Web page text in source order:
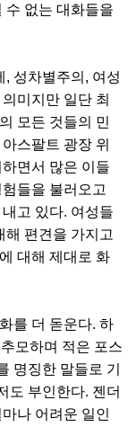
수 없는 대화들을
성차별주의, 여성
미지만 일단 최
모든 것들의 민
스팔트 광장 위
면서 많은 이들
들을 불러오고
고 있다. 여성들
해 편견을 가지고
대해 제대로 화
를 더 돋운다. 하
모하며 적은 포스
명징한 말들로 기
도 부인한다. 젠더
나 어려운 일인